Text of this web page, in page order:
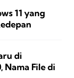
11 yang
di
Nama File di